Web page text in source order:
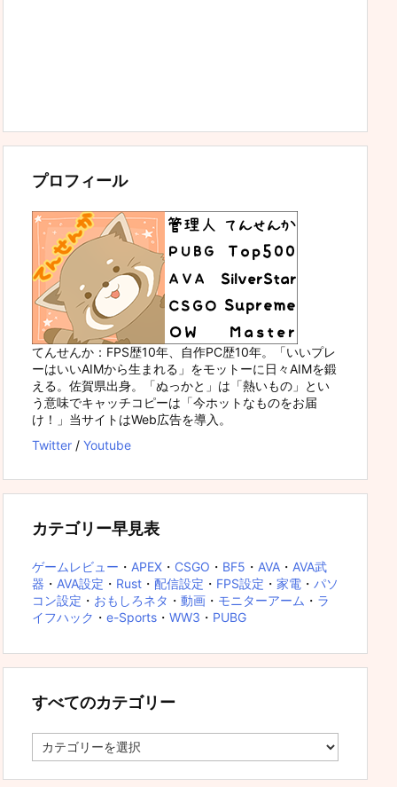
プロフィール
てんせんか：FPS歴10年、自作PC歴10年。「いいプレ
ーはいいAIMから生まれる」をモットーに日々AIMを鍛
える。佐賀県出身。「ぬっかと」は「熱いもの」とい
う意味でキャッチコピーは「今ホットなものをお届
け！」当サイトはWeb広告を導入。
Twitter / Youtube
カテゴリー早見表
ゲームレビュー ・ APEX ・ CSGO ・ BF5 ・ AVA ・ AVA武
器 ・ AVA設定 ・ Rust ・ 配信設定 ・ FPS設定 ・ 家電 ・ パソ
コン設定 ・ おもしろネタ ・ 動画 ・ モニターアーム ・ ラ
イフハック ・ e-Sports ・ WW3 ・ PUBG
すべてのカテゴリー
べ